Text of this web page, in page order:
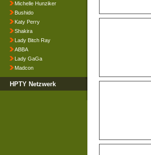
Michelle Hunziker
Bushido
Katy Perry
Shakira
Lady Bitch Ray
ABBA
Lady GaGa
Madcon
HPTY Netzwerk